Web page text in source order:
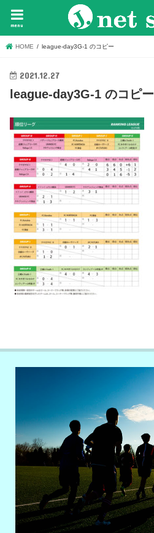
menu
HOME league-day3G-1 のコピー
2021.12.27
league-day3G-1 のコピー